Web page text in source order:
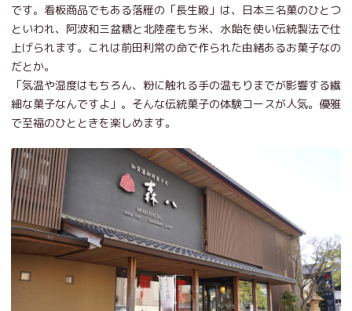
です。看板商品でもある落雁の「長生殿」は、日本三名菓のひとつ
といわれ、阿波和三盆糖と北陸産もち米、水飴を使い伝統製法で仕
上げられます。これは前田利常の命で作られた由緒あるお菓子なの
だとか。
「気温や湿度はもちろん、粉に触れる手の温もりまでが影響する繊
細な菓子なんですよ」。そんな伝統菓子の体験コースが人気。優雅
で至福のひとときを楽しめます。